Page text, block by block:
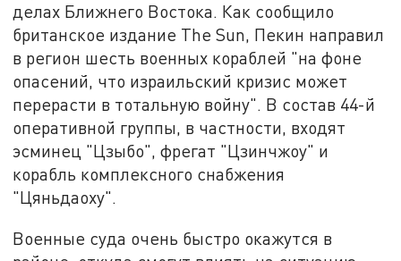
делах Ближнего Востока. Как сообщило
британское издание The Sun, Пекин направил
в регион шесть военных кораблей "на фоне
опасений, что израильский кризис может
перерасти в тотальную войну". В состав 44-й
оперативной группы, в частности, входят
эсминец "Цзыбо", фрегат "Цзинчжоу" и
корабль комплексного снабжения
"Цяньдаоху".
Военные суда очень быстро окажутся в